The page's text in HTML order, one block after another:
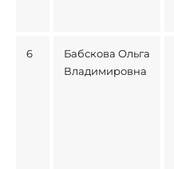
6
Бабскова Ольга
Владимировна